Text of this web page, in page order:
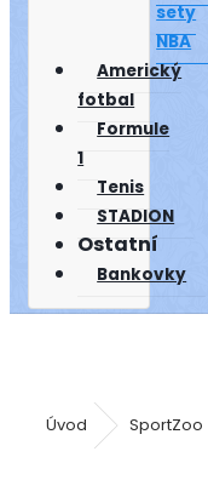
sety
NBA
Americký
fotbal
Formule
1
Tenis
STADION
Ostatní
Bankovky
Úvod SportZoo